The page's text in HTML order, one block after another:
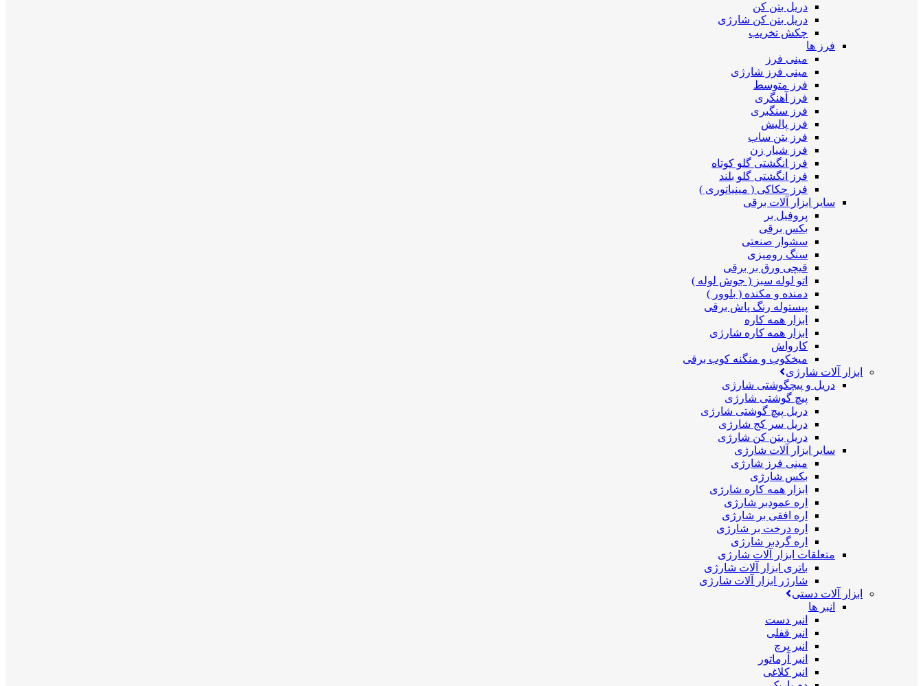
دریل بتن کن
دریل بتن کن شارژی
چکش تخریب
فرز ها
مینی فرز
مینی فرز شارژی
فرز متوسط
فرز آهنگری
فرز سنگبری
فرز پالیش
فرز بتن ساب
فرز شیار زن
فرز انگشتی گلو کوتاه
فرز انگشتی گلو بلند
فرز حکاکی ( مینیاتوری )
سایر ابزار آلات برقی
پروفیل بر
بکس برقی
سشوار صنعتی
سنگ رومیزی
قیچی ورق بر برقی
اتو لوله سبز ( جوش لوله )
دمنده و مکنده ( بلوور )
پیستوله رنگ پاش برقی
ابزار همه کاره
ابزار همه کاره شارژی
کارواش
میخکوب و منگنه کوب برقی
ابزار آلات شارژی
دریل و پیچگوشتی شارژی
پیچ گوشتی شارژی
دریل پیچ گوشتی شارژی
دریل سر کج شارژی
دریل بتن کن شارژی
سایر ابزار آلات شارژی
مینی فرز شارژی
بکس شارژی
ابزار همه کاره شارژی
اره عمودبر شارژی
اره افقی بر شارژی
اره درخت بر شارژی
اره گردبر شارژی
متعلقات ابزار آلات شارژی
باتری ابزار آلات شارژی
شارژر ابزار آلات شارژی
ابزار آلات دستی
انبر ها
انبر دست
انبر قفلی
انبر پرچ
انبر آرماتور
انبر کلاغی